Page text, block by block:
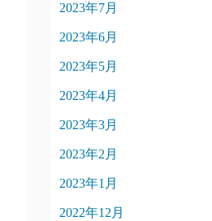
2023年7月
2023年6月
2023年5月
2023年4月
2023年3月
2023年2月
2023年1月
2022年12月